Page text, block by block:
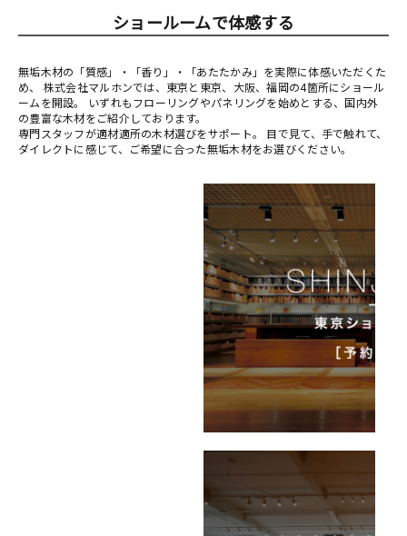
ショールームで体感する
無垢木材の「質感」・「香り」・「あたたかみ」を実際に体感いただくた
め、 株式会社マルホンでは、東京と東京、大阪、福岡の4箇所にショール
ームを開設。 いずれもフローリングやパネリングを始めとする、国内外
の豊富な木材をご紹介しております。
専門スタッフが適材適所の木材選びをサポート。 目で見て、手で触れて、
ダイレクトに感じて、ご希望に合った無垢木材をお選びください。